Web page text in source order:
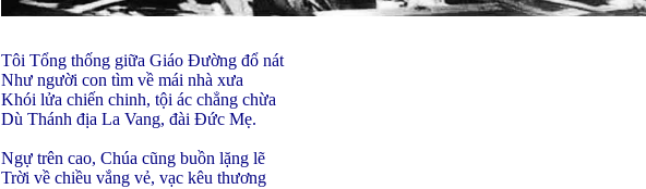
Tôi Tổng thống giữa Giáo Đường đổ nát
Như người con tìm về mái nhà xưa
Khói lửa chiến chinh, tội ác chẳng chừa
Dù Thánh địa La Vang, đài Đức Mẹ.
Ngự trên cao, Chúa cũng buồn lặng lẽ
Trời về chiều vắng vẻ, vạc kêu thương